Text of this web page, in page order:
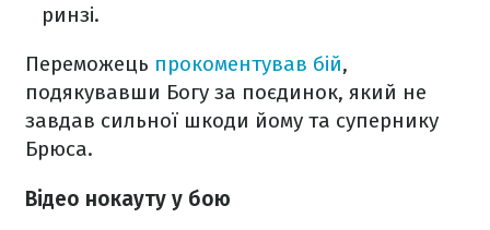
ринзі.
Переможець прокоментував бій,
подякувавши Богу за поєдинок, який не
завдав сильної шкоди йому та супернику
Брюса.
Відео нокауту у бою